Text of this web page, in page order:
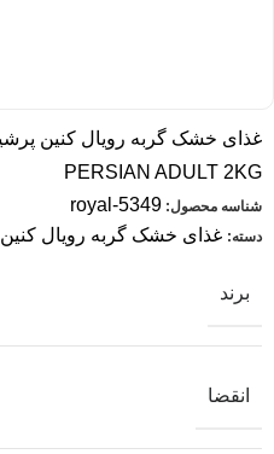
PERSIAN ADULT 2KG
شناسه محصول: royal-5349
دسته: غذای خشک گربه رویال کنین
برند
انقضا